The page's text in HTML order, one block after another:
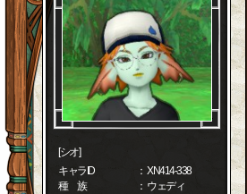
[シオ]
キャラID
： XN414-338
種 族
： ウェディ